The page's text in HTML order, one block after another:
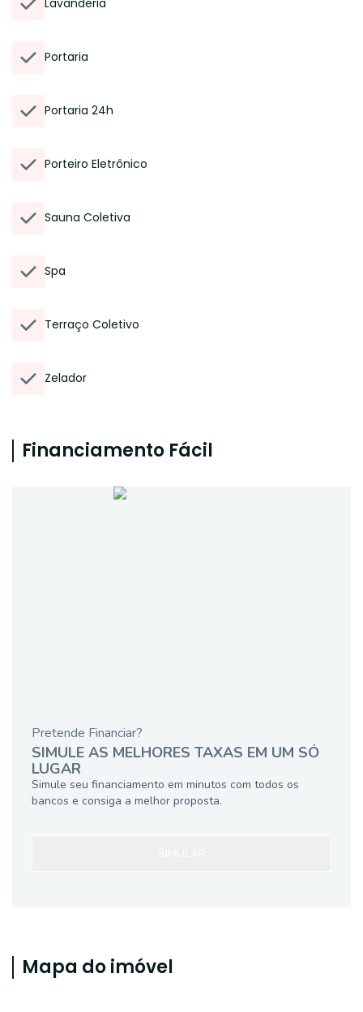
Lavanderia
Portaria
Portaria 24h
Porteiro Eletrônico
Sauna Coletiva
Spa
Terraço Coletivo
Zelador
Financiamento Fácil
Pretende Financiar?
SIMULE AS MELHORES TAXAS EM UM SÓ
LUGAR
Simule seu financiamento em minutos com todos os
bancos e consiga a melhor proposta.
Mapa do imóvel